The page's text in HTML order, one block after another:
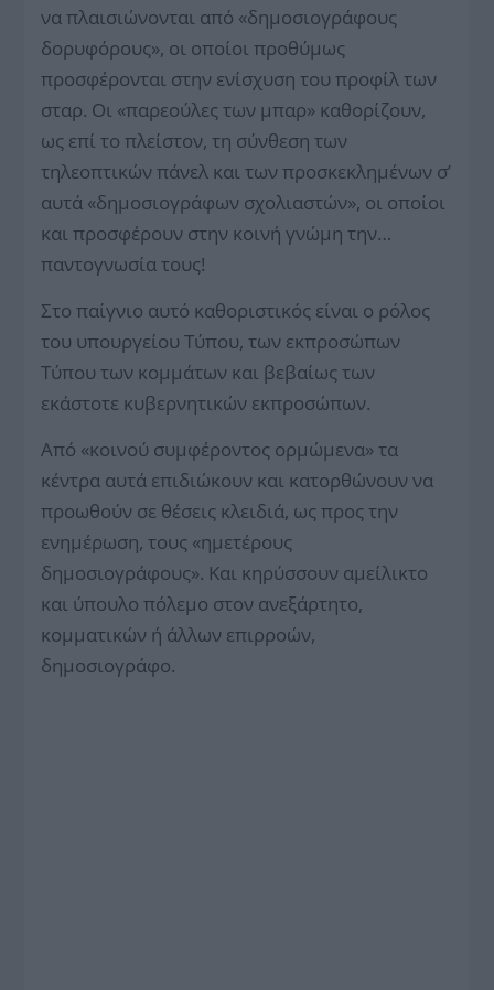
να πλαισιώνονται από «δημοσιογράφους
δορυφόρους», οι οποίοι προθύμως
προσφέρονται στην ενίσχυση του προφίλ των
σταρ. Οι «παρεούλες των μπαρ» καθορίζουν,
ως επί το πλείστον, τη σύνθεση των
τηλεοπτικών πάνελ και των προσκεκλημένων σ’
αυτά «δημοσιογράφων σχολιαστών», οι οποίοι
και προσφέρουν στην κοινή γνώμη την…
παντογνωσία τους!
Στο παίγνιο αυτό καθοριστικός είναι ο ρόλος
του υπουργείου Τύπου, των εκπροσώπων
Τύπου των κομμάτων και βεβαίως των
εκάστοτε κυβερνητικών εκπροσώπων.
Από «κοινού συμφέροντος ορμώμενα» τα
κέντρα αυτά επιδιώκουν και κατορθώνουν να
προωθούν σε θέσεις κλειδιά, ως προς την
ενημέρωση, τους «ημετέρους
δημοσιογράφους». Και κηρύσσουν αμείλικτο
και ύπουλο πόλεμο στον ανεξάρτητο,
κομματικών ή άλλων επιρροών,
δημοσιογράφο.